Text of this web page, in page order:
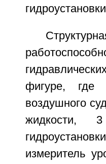
фигуре, где
воздушного
жидкости,
измеритель